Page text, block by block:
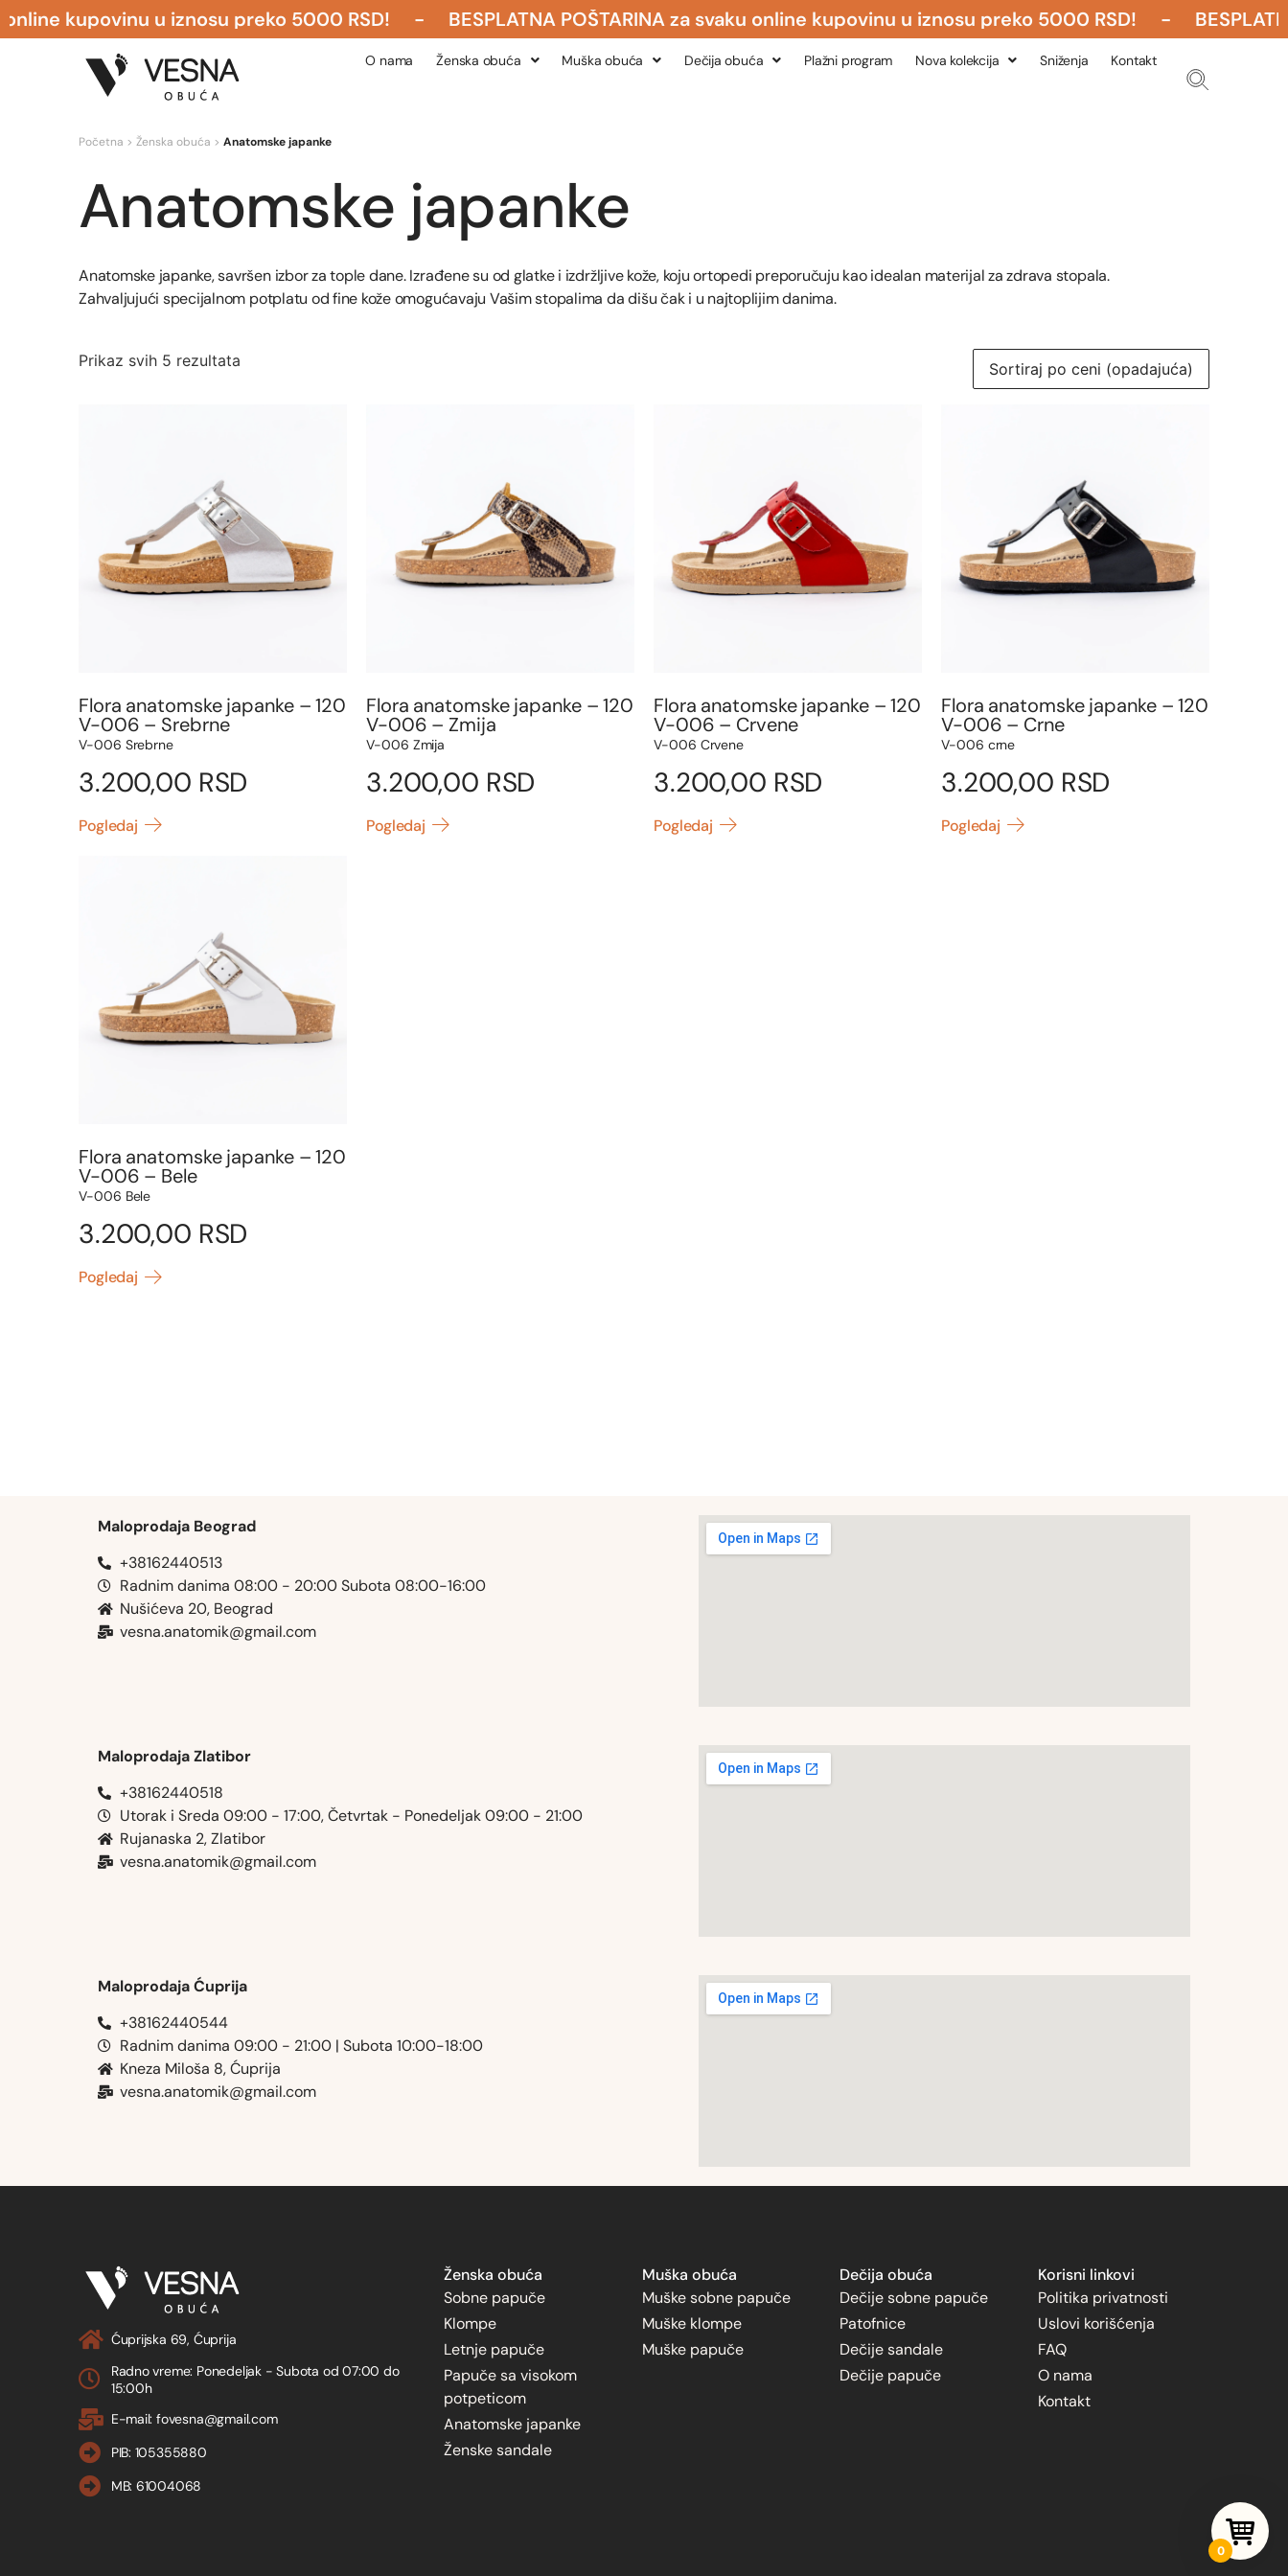
kupovinu u iznosu preko 5000 RSD! - BESPLATNA POŠTARINA za svaku online kupovinu u iznosu preko 5000 RSD! -
O nama Ženska obuća Muška obuća Dečija obuća Plažni program Nova kolekcija Sniženja Kontakt
Početna > Ženska obuća > Anatomske japanke
Anatomske japanke
Anatomske japanke, savršen izbor za tople dane. Izrađene su od glatke i izdržljive kože, koju ortopedi preporučuju kao idealan materijal za zdrava stopala.
Zahvaljujući specijalnom potplatu od fine kože omogućavaju Vašim stopalima da dišu čak i u najtoplijim danima.
Prikaz svih 5 rezultata
Flora anatomske japanke – 120
V-006 – Srebrne
V-006 Srebrne
3.200,00 RSD
Pogledaj
Flora anatomske japanke – 120
V-006 – Zmija
V-006 Zmija
3.200,00 RSD
Pogledaj
Flora anatomske japanke – 120
V-006 – Crvene
V-006 Crvene
3.200,00 RSD
Pogledaj
Flora anatomske japanke – 120
V-006 – Crne
V-006 crne
3.200,00 RSD
Pogledaj
Flora anatomske japanke – 120
V-006 – Bele
V-006 Bele
3.200,00 RSD
Pogledaj
Maloprodaja Beograd
+38162440513
Radnim danima 08:00 - 20:00 Subota 08:00-16:00
Nušićeva 20, Beograd
vesna.anatomik@gmail.com​
Maloprodaja Zlatibor
+38162440518
Utorak i Sreda 09:00 - 17:00, Četvrtak - Ponedeljak 09:00 - 21:00
Rujanaska 2, Zlatibor
vesna.anatomik@gmail.com​
Maloprodaja Ćuprija
+38162440544
Radnim danima 09:00 - 21:00 | Subota 10:00-18:00
Kneza Miloša 8, Ćuprija
vesna.anatomik@gmail.com​
Ćuprijska 69, Ćuprija
Radno vreme: Ponedeljak - Subota od 07:00 do
15:00h
E-mail: fovesna@gmail.com
PIB: 105355880
MB: 61004068
Ženska obuća
Sobne papuče
Klompe
Letnje papuče
Papuče sa visokom
potpeticom
Anatomske japanke
Ženske sandale
Muška obuća
Muške sobne papuče
Muške klompe
Muške papuče
Dečija obuća
Dečije sobne papuče
Patofnice
Dečije sandale
Dečije papuče
Korisni linkovi
Politika privatnosti
Uslovi korišćenja
FAQ
O nama
Kontakt
0